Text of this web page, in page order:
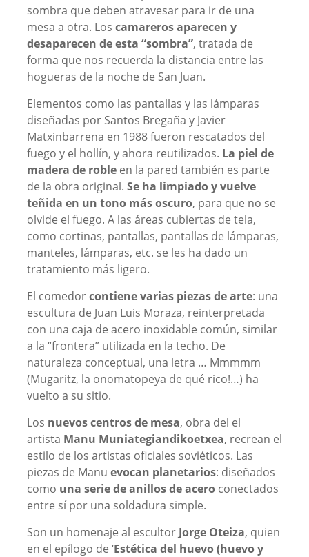
sombra que deben atravesar para ir de una
mesa a otra. Los camareros aparecen y
desaparecen de esta “sombra”, tratada de
forma que nos recuerda la distancia entre las
hogueras de la noche de San Juan.
Elementos como las pantallas y las lámparas
diseñadas por Santos Bregaña y Javier
Matxinbarrena en 1988 fueron rescatados del
fuego y el hollín, y ahora reutilizados. La piel de
madera de robleen la pared también es parte
de la obra original. Se ha limpiado y vuelve
teñida en un tono más oscuro, para que no se
olvide el fuego. A las áreas cubiertas de tela,
como cortinas, pantallas, pantallas de lámparas,
manteles, lámparas, etc. se les ha dado un
tratamiento más ligero.
El comedorcontiene varias piezas de arte: una
escultura de Juan Luis Moraza, reinterpretada
con una caja de acero inoxidable común, similar
a la “frontera” utilizada en la techo. De
naturaleza conceptual, una letra … Mmmmm
(Mugaritz, la onomatopeya de qué rico!…) ha
vuelto a su sitio.
Los nuevos centros de mesa, obra del el
artista Manu Muniategiandikoetxea, recrean el
estilo de los artistas oficiales soviéticos. Las
piezas de Manu evocan planetarios: diseñados
como una serie de anillos de aceroconectados
entre sí por una soldadura simple.
Son un homenaje al escultorJorge Oteiza, quien
en el epílogo de ‘Estética del huevo (huevo y